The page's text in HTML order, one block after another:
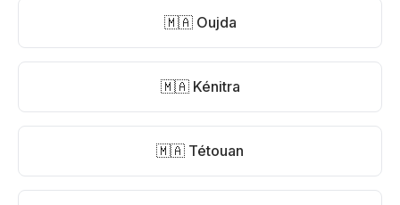
🇲🇦 Oujda
🇲🇦 Kénitra
🇲🇦 Tétouan